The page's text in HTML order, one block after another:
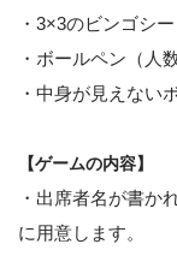
・3×3のビンゴシー
・ボールペン（人
・中身が見えない
【ゲームの内容】
・出席者名が書か
に用意します。